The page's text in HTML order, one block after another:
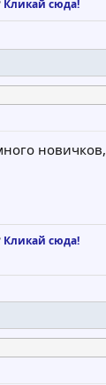
Кликай сюда!
Кликай сюда!